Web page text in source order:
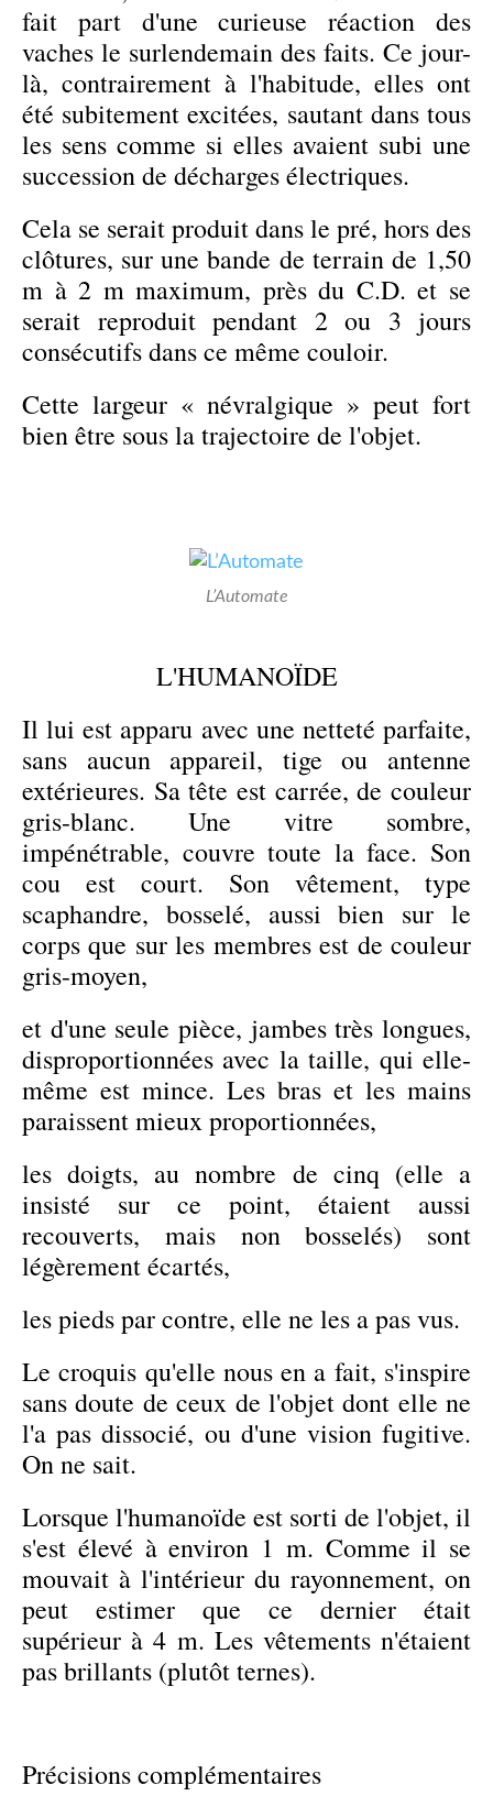
fait part d'une curieuse réaction des
vaches le surlendemain des faits. Ce jour-
là, contrairement à l'habitude, elles ont
été subitement excitées, sautant dans tous
les sens comme si elles avaient subi une
succession de décharges électriques.
Cela se serait produit dans le pré, hors des
clôtures, sur une bande de terrain de 1,50
m à 2 m maximum, près du C.D. et se
serait reproduit pendant 2 ou 3 jours
consécutifs dans ce même couloir.
Cette largeur « névralgique » peut fort
bien être sous la trajectoire de l'objet.
L’Automate
L'HUMANOÏDE
Il lui est apparu avec une netteté parfaite,
sans aucun appareil, tige ou antenne
extérieures. Sa tête est carrée, de couleur
gris-blanc. Une vitre sombre,
impénétrable, couvre toute la face. Son
cou est court. Son vêtement, type
scaphandre, bosselé, aussi bien sur le
corps que sur les membres est de couleur
gris-moyen,
et d'une seule pièce, jambes très longues,
disproportionnées avec la taille, qui elle-
même est mince. Les bras et les mains
paraissent mieux proportionnées,
les doigts, au nombre de cinq (elle a
insisté sur ce point, étaient aussi
recouverts, mais non bosselés) sont
légèrement écartés,
les pieds par contre, elle ne les a pas vus.
Le croquis qu'elle nous en a fait, s'inspire
sans doute de ceux de l'objet dont elle ne
l'a pas dissocié, ou d'une vision fugitive.
On ne sait.
Lorsque l'humanoïde est sorti de l'objet, il
s'est élevé à environ 1 m. Comme il se
mouvait à l'intérieur du rayonnement, on
peut estimer que ce dernier était
supérieur à 4 m. Les vêtements n'étaient
pas brillants (plutôt ternes).
Précisions complémentaires